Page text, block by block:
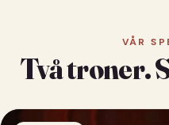
VÅR
Två troner.